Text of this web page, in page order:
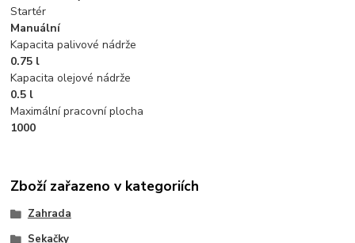
Startér
Manuální
Kapacita palivové nádrže
0.75 l
Kapacita olejové nádrže
0.5 l
Maximální pracovní plocha
1000
Zboží zařazeno v kategoriích
Zahrada
Sekačky